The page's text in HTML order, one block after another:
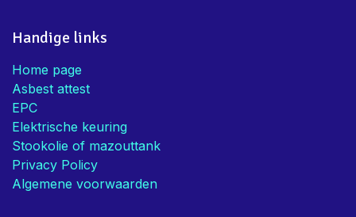
Handige links
Home page
Asbest attest
EPC
Elektrische keuring
Stookolie of mazouttank
Privacy Policy
Algemene voorwaarden